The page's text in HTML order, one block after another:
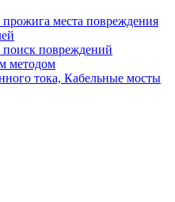
прожига места повреждения
поиск повреждений
методом
тока, Кабельные мосты